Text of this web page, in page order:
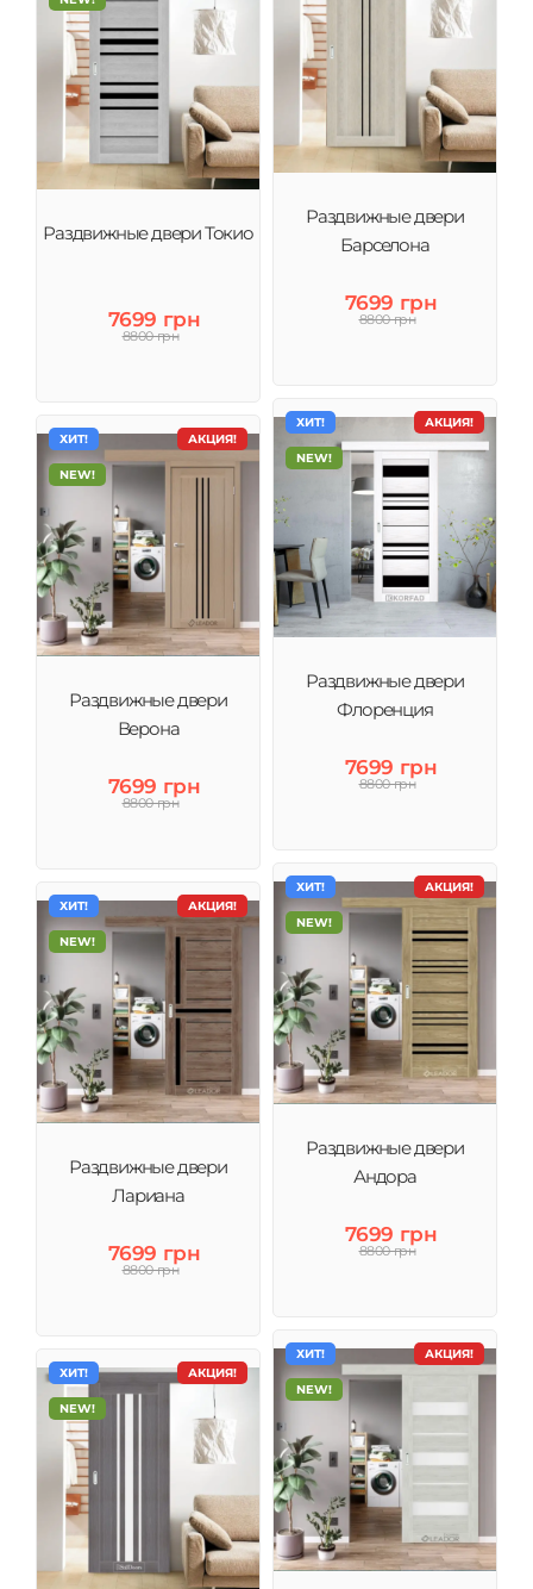
Раздвижные двери
Барселона
7699 грн
8800 грн
Раздвижные двери Токио
7699 грн
8800 грн
АКЦИЯ!
ХИТ!
NEW!
Раздвижные двери
Флоренция
7699 грн
8800 грн
АКЦИЯ!
ХИТ!
NEW!
Раздвижные двери
Верона
7699 грн
8800 грн
АКЦИЯ!
ХИТ!
NEW!
Раздвижные двери
Андора
7699 грн
8800 грн
АКЦИЯ!
ХИТ!
NEW!
Раздвижные двери
Лариана
7699 грн
8800 грн
АКЦИЯ!
ХИТ!
NEW!
АКЦИЯ!
ХИТ!
NEW!